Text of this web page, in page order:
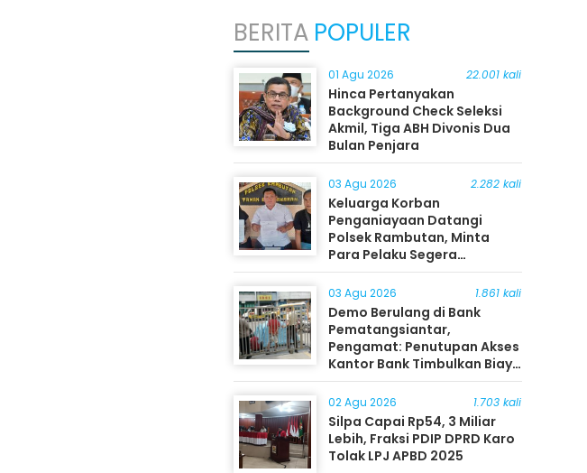
BERITA POPULER
01 Agu 2026 22.001 kali
Hinca Pertanyakan
Background Check Seleksi
Akmil, Tiga ABH Divonis Dua
Bulan Penjara
03 Agu 2026 2.282 kali
Keluarga Korban
Penganiayaan Datangi
Polsek Rambutan, Minta
Para Pelaku Segera
Ditangkap
03 Agu 2026 1.861 kali
Demo Berulang di Bank
Pematangsiantar,
Pengamat: Penutupan Akses
Kantor Bank Timbulkan Biaya
Ekonomi bagi Masyarakat
02 Agu 2026 1.703 kali
Silpa Capai Rp54, 3 Miliar
Lebih, Fraksi PDIP DPRD Karo
Tolak LPJ APBD 2025